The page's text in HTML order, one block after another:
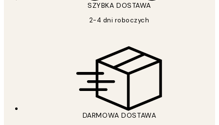
SZYBKA DOSTAWA
2-4 dni roboczych
DARMOWA DOSTAWA